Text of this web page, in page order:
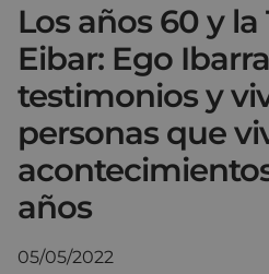
Los años 60 y
Eibar: Ego
testimonios y
personas que
años
05/05/2022